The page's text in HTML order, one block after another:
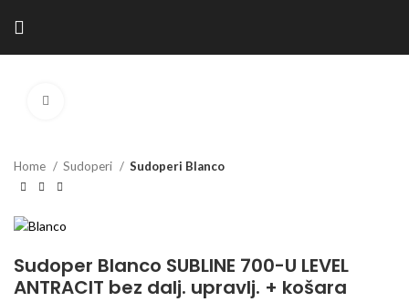
Home Sudoperi Sudoperi Blanco
Sudoper Blanco SUBLINE 700-U LEVEL
ANTRACIT bez dalj. upravlj. + košara